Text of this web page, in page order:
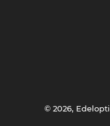
© 2026,